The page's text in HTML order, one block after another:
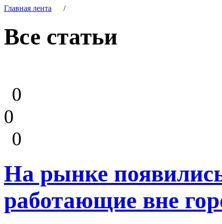
Главная лента /
Все статьи
0
0
0
На рынке
работающие вне